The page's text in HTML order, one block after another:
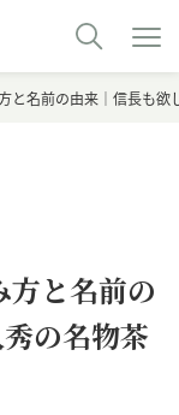
と名前の由来｜信長も欲
方と名前の
の名物茶